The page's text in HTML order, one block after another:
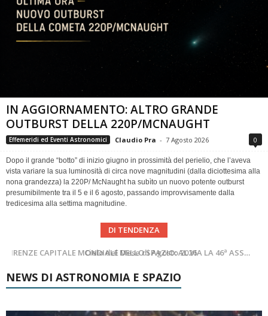
IN AGGIORNAMENTO: ALTRO GRANDE
OUTBURST DELLA 220P/MCNAUGHT
Effemeridi ed Eventi Astronomici Claudio Pra - 7 Agosto 2026 0
Dopo il grande “botto” di inizio giugno in prossimità del perielio, che l’aveva
vista variare la sua luminosità di circa nove magnitudini (dalla diciottesima alla
nona grandezza) la 220P/ McNaught ha subìto un nuovo potente outburst
presumibilmente tra il 5 e il 6 agosto, passando improvvisamente dalla
tredicesima alla settima magnitudine.
DI TENDENZA
Cielo del Mese di Agosto 2026
SUPERNOVAE aggiornamenti del mese – Agosto 2026
NEWS DI ASTRONOMIA E SPAZIO